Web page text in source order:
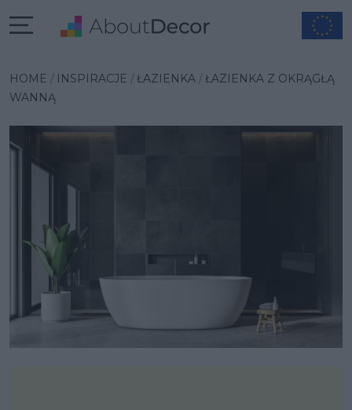
HOME INSPIRACJE ŁAZIENKA
ŁAZIENKA Z OKRĄGŁĄ
WANNĄ